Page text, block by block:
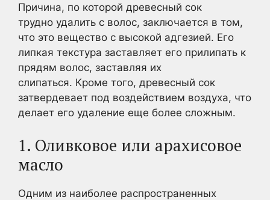
Причина, по которой древесный сок
трудно удалить с волос, заключается в том,
что это вещество с высокой адгезией. Его
липкая текстура заставляет его прилипать к
прядям волос, заставляя их
слипаться. Кроме того, древесный сок
затвердевает под воздействием воздуха, что
делает его удаление еще более сложным.
1. Оливковое или арахисовое
масло
Одним из наиболее распространенных